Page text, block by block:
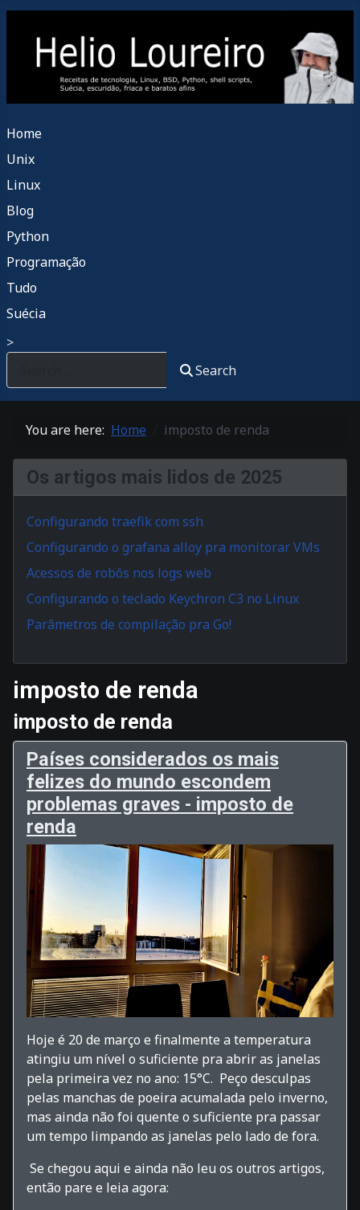
Home
Unix
Linux
Blog
Python
Programação
Tudo
Suécia
>
Search
You are here: Home imposto de renda
Os artigos mais lidos de 2025
Configurando traefik com ssh
Configurando o grafana alloy pra monitorar VMs
Acessos de robôs nos logs web
Configurando o teclado Keychron C3 no Linux
Parâmetros de compilação pra Go!
imposto de renda
imposto de renda
Países considerados os mais
felizes do mundo escondem
problemas graves - imposto de
renda
Hoje é 20 de março e finalmente a temperatura
atingiu um nível o suficiente pra abrir as janelas
pela primeira vez no ano: 15°C. Peço desculpas
pelas manchas de poeira acumalada pelo inverno,
mas ainda não foi quente o suficiente pra passar
um tempo limpando as janelas pelo lado de fora.
Se chegou aqui e ainda não leu os outros artigos,
então pare e leia agora: